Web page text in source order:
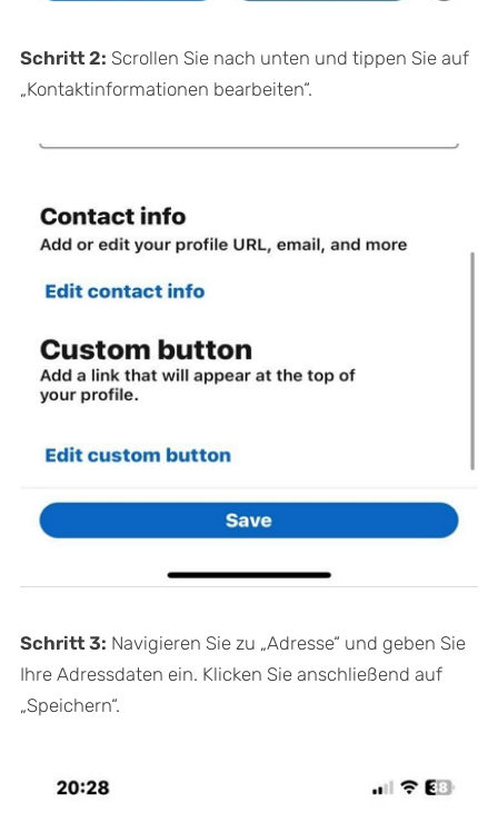
Schritt 2: Scrollen Sie nach unten und tippen Sie auf
„Kontaktinformationen bearbeiten“.
Schritt 3: Navigieren Sie zu „Adresse“ und geben Sie
Ihre Adressdaten ein. Klicken Sie anschließend auf
„Speichern“.